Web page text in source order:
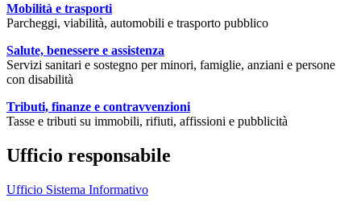
Mobilità e trasporti
Parcheggi, viabilità, automobili e trasporto pubblico
Salute, benessere e assistenza
Servizi sanitari e sostegno per minori, famiglie, anziani e persone
con disabilità
Tributi, finanze e contravvenzioni
Tasse e tributi su immobili, rifiuti, affissioni e pubblicità
Ufficio responsabile
Ufficio Sistema Informativo